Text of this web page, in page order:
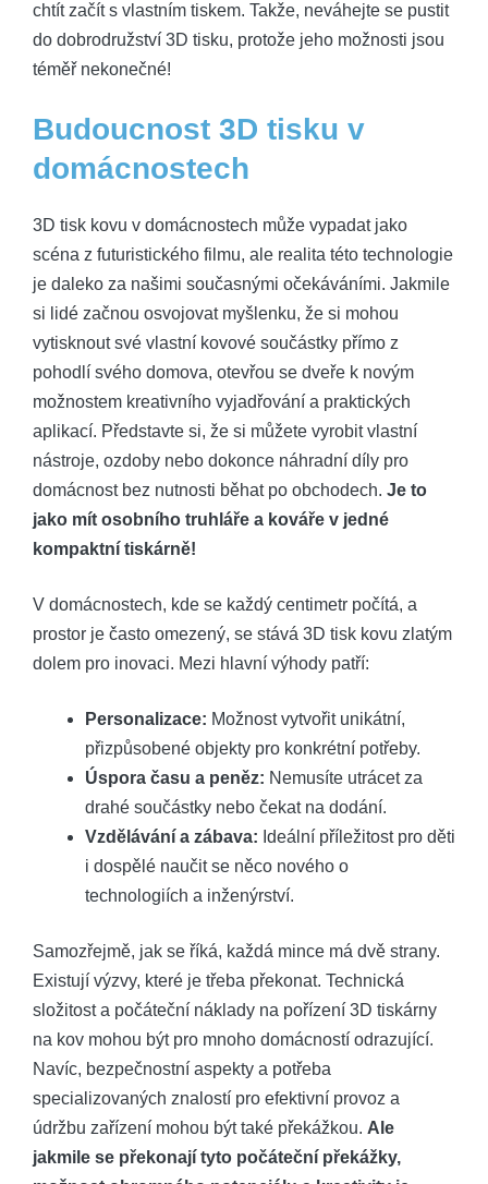
chtít začít s vlastním tiskem. Takže, neváhejte se pustit
do dobrodružství 3D tisku, protože jeho možnosti jsou
téměř nekonečné!
Budoucnost 3D tisku v
domácnostech
3D tisk kovu v domácnostech může vypadat jako
scéna z futuristického filmu, ale realita této technologie
je daleko za našimi současnými očekáváními. Jakmile
si lidé začnou osvojovat myšlenku, že si mohou
vytisknout své vlastní kovové součástky přímo z
pohodlí svého domova, otevřou se dveře k novým
možnostem kreativního vyjadřování a praktických
aplikací. Představte si, že si můžete vyrobit vlastní
nástroje, ozdoby nebo dokonce náhradní díly pro
domácnost bez nutnosti běhat po obchodech. Je to
jako mít osobního truhláře a kováře v jedné
kompaktní tiskárně!
V domácnostech, kde se každý centimetr počítá, a
prostor je často omezený, se stává 3D tisk kovu zlatým
dolem pro inovaci. Mezi hlavní výhody patří:
Personalizace: Možnost vytvořit unikátní,
přizpůsobené objekty pro konkrétní potřeby.
Úspora času a peněz: Nemusíte utrácet za
drahé součástky nebo čekat na dodání.
Vzdělávání a zábava: Ideální příležitost pro děti
i dospělé naučit se něco nového o
technologiích a inženýrství.
Samozřejmě, jak se říká, každá mince má dvě strany.
Existují výzvy, které je třeba překonat. Technická
složitost a počáteční náklady na pořízení 3D tiskárny
na kov mohou být pro mnoho domácností odrazující.
Navíc, bezpečnostní aspekty a potřeba
specializovaných znalostí pro efektivní provoz a
údržbu zařízení mohou být také překážkou. Ale
jakmile se překonají tyto počáteční překážky,